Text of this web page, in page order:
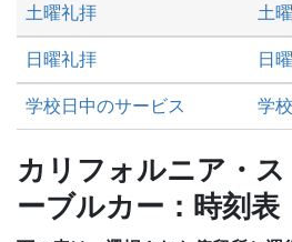
土曜礼拝 土
日曜礼拝 日
学校日中のサービス 学
カリフォルニア・
ーブルカー：時刻表